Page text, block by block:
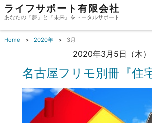
ライフサポート有限会社
あなたの『夢』と『未来』をトータルサポート
Home 2020年 3月
2020年3月5日（木）
名古屋フリモ別冊『住